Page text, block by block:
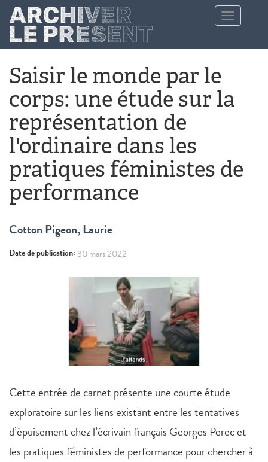
Aller au contenu principal
Toggle
navigation
Saisir le monde par le
corps: une étude sur la
représentation de
l'ordinaire dans les
pratiques féministes de
performance
Cotton Pigeon, Laurie
Date de publication: 30 mars 2022
Cette entrée de carnet présente une courte étude
exploratoire sur les liens existant entre les tentatives
d’épuisement chez l’écrivain français Georges Perec et
les pratiques féministes de performance pour chercher à